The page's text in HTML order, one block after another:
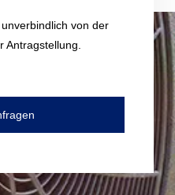
von der
Antragstellung.